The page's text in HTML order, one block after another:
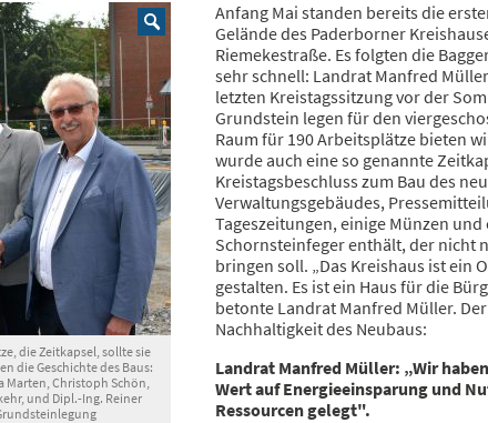
die Zeitkapsel, sollte sie
die Geschichte des Baus:
Marten, Christoph Schön,
und Dipl.-Ing. Reiner
Anfang Mai standen bereits die
Gelände des Paderborner
Riemekestraße. Es folgten die
sehr schnell: Landrat Manfred
letzten Kreistagssitzung vor der
Grundstein legen für den
Raum für 190 Arbeitsplätze bieten
wurde auch eine so genannte
Kreistagsbeschluss zum Bau des
Verwaltungsgebäudes,
Tageszeitungen, einige Münzen
Schornsteinfeger enthält, der nicht
bringen soll. „Das Kreishaus ist ein
gestalten. Es ist ein Haus für die
betonte Landrat Manfred Müller.
Nachhaltigkeit des Neubaus:
Landrat Manfred Müller: „Wir
Wert auf Energieeinsparung und
Ressourcen gelegt".